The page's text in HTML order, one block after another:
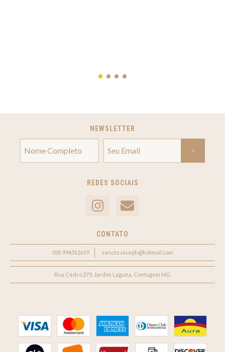
NEWSLETTER
REDES SOCIAIS
CONTATO
031 994512619 sancte.ioseph@hotmail.com
Rua Cedro 275, Jardim Laguna, Contagem MG